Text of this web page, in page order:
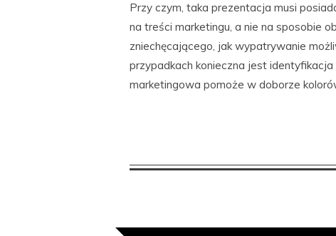
Przy czym, taka prezentacja musi
na treści marketingu, a nie na sposobie
zniechęcającego, jak wypatrywanie
przypadkach konieczna jest
marketingowa pomoże w doborze